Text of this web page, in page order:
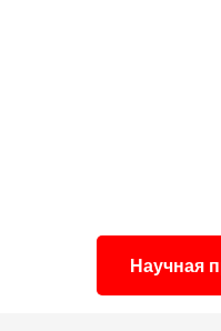
Научная